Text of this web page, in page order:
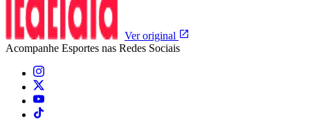
Ver original
Acompanhe Esportes nas Redes Sociais